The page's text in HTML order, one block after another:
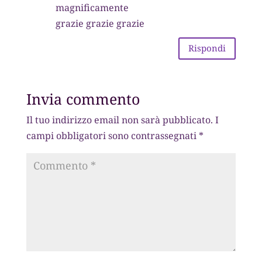
magnificamente
grazie grazie grazie
Rispondi
Invia commento
Il tuo indirizzo email non sarà pubblicato. I
campi obbligatori sono contrassegnati *